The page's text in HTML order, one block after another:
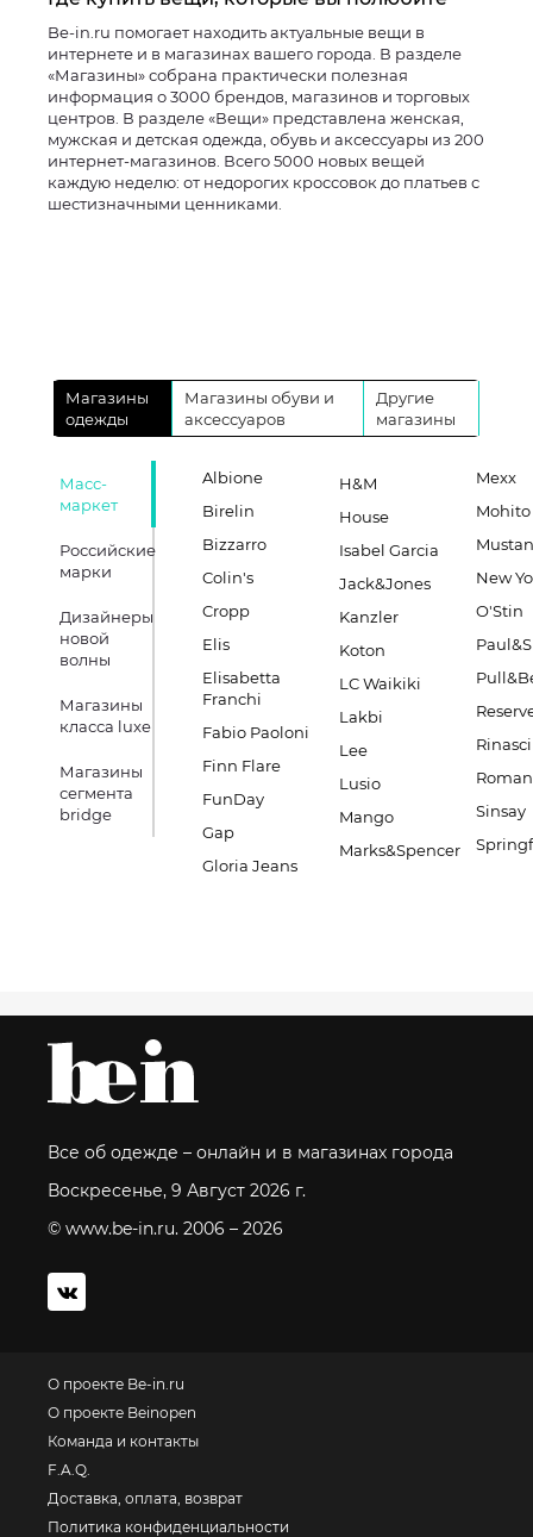
Be-in.ru помогает находить актуальные вещи в
интернете и в магазинах вашего города. В разделе
«Магазины» собрана практически полезная
информация о 3000 брендов, магазинов и торговых
центров. В разделе «Вещи» представлена женская,
мужская и детская одежда, обувь и аксессуары из 200
интернет-магазинов. Всего 5000 новых вещей
каждую неделю: от недорогих кроссовок до платьев с
шестизначными ценниками.
Магазины
одежды
Магазины обуви и
аксессуаров
Другие
магазины
Масс-
маркет
Российские
марки
Дизайнеры
новой
волны
Магазины
класса luxe
Магазины
сегмента
bridge
Albione
Birelin
Bizzarro
Colin's
Cropp
Elis
Elisabetta
Franchi
Fabio Paoloni
Finn Flare
FunDay
Gap
Gloria Jeans
H&M
House
Isabel Garcia
Jack&Jones
Kanzler
Koton
LC Waikiki
Lakbi
Lee
Lusio
Mango
Marks&Spencer
Mexx
Mohito
New
O'Stin
Sinsay
Все об одежде – онлайн и в магазинах города
Воскресенье, 9 Август 2026 г.
© www.be-in.ru. 2006 – 2026
О проекте Be-in.ru
О проекте Beinopen
Команда и контакты
F.A.Q.
Доставка, оплата, возврат
Политика конфиденциальности